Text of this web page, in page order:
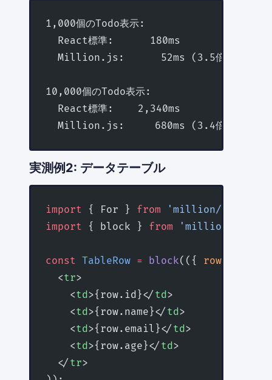
1,000個のTodo表示:
  React標準:      180ms
  Million.js:      52ms (3.5倍高速化)
10,000個のTodo表示:
  React標準:    2,340ms
  Million.js:     680ms (3.4倍高速化)
実測例2: データテーブル
import { For } from 'million/react'
import { block } from 'million/react'
const TableRow = block(({ row
  <
tr>
    <
td>{row.id}</ td>
    <
td>{row.name}</ td>
    <
td>{row.email}</ td>
    <
td>{row.age}</ td>
  </
tr>